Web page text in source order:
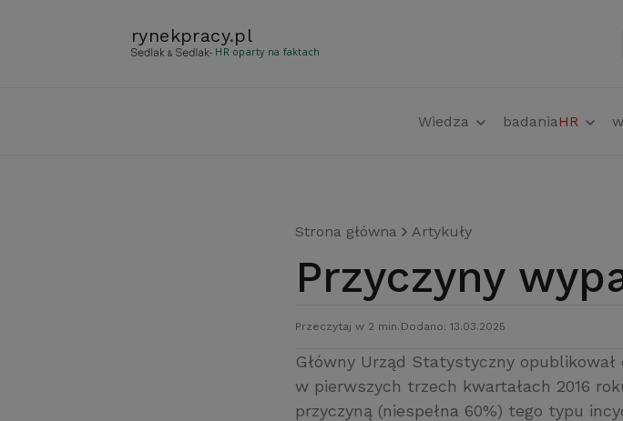
rynekpracy.pl
- HR oparty na faktach
Wiedza badaniaHR
Strona główna Artykuły
Przyczyny
Przeczytaj w 2 min. Dodano: 13.03.2025
Główny Urząd Statystyczny
w pierwszych trzech kwartałach 2016
przyczyną (niespełna 60%) tego typu